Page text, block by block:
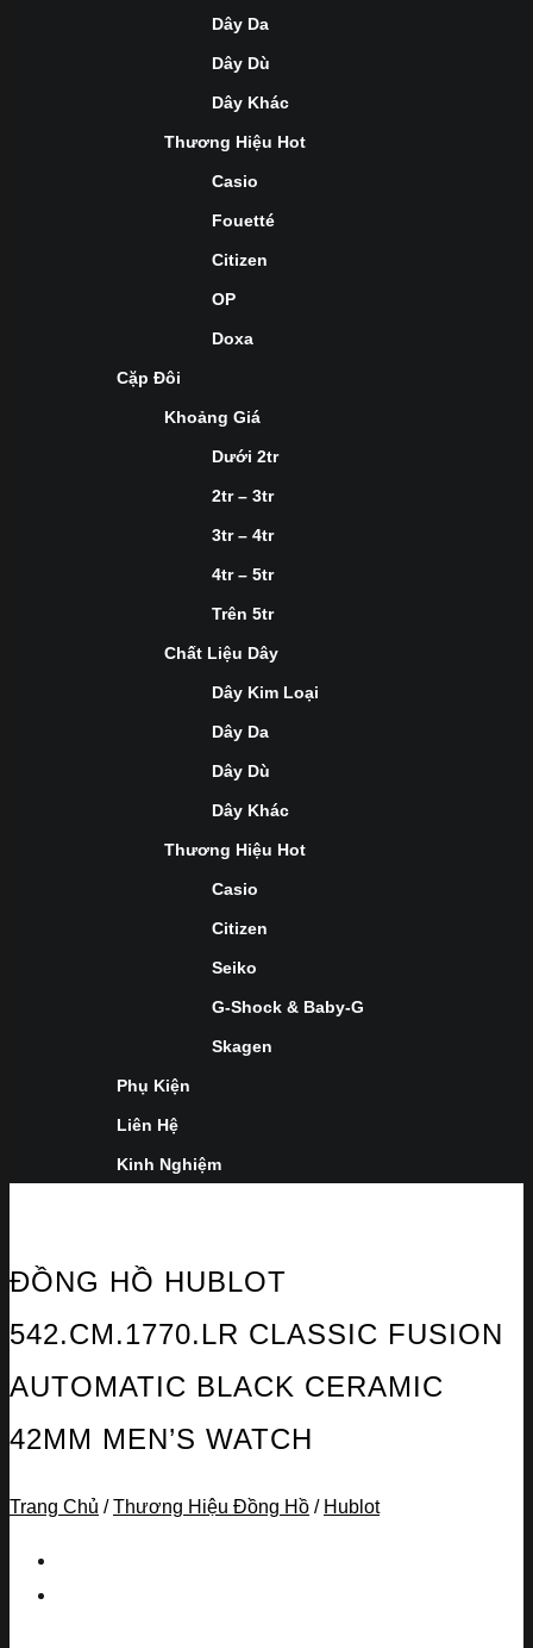
Dây Da
Dây Dù
Dây Khác
Thương Hiệu Hot
Casio
Fouetté
Citizen
OP
Doxa
Cặp Đôi
Khoảng Giá
Dưới 2tr
2tr – 3tr
3tr – 4tr
4tr – 5tr
Trên 5tr
Chất Liệu Dây
Dây Kim Loại
Dây Da
Dây Dù
Dây Khác
Thương Hiệu Hot
Casio
Citizen
Seiko
G-Shock & Baby-G
Skagen
Phụ Kiện
Liên Hệ
Kinh Nghiệm
ĐỒNG HỒ HUBLOT
542.CM.1770.LR CLASSIC FUSION
AUTOMATIC BLACK CERAMIC
42MM MEN’S WATCH
Trang Chủ / Thương Hiệu Đồng Hồ / Hublot